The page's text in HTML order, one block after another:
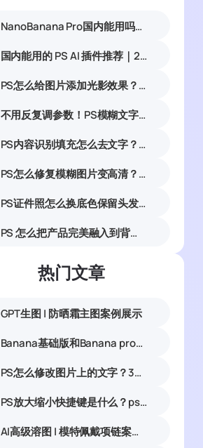
NanoBanana Pro国内能用吗？Nano banana使用教程
国内能用的 PS AI 插件推荐｜2026 4款AI插件最新实测
PS怎么给图片添加光影效果？零基础制作自然通透光影特效教程
不用反复调参数！PS模糊文字高清修复方法
PS内容识别填充怎么去文字？4步快速清除水印
PS怎么修复模糊图片变高清？4种照片清晰化完整实操教程
PS证件照怎么换底色保留头发丝细节？3步解决抠图白边杂边完整教程
PS 怎么把产品完美融入到背景里？设计小白必看的 3 种 PS 技巧
热门文章
GPT生图 | 防晒霜主图案例展示
Banana基础版和Banana pro区别对比丨具体案例应用+使用教程
PS怎么修改图片上的文字？3种无痕改字方法，新手也能搞定
PS放大缩小快捷键是什么？ps怎么把图片拉大拉小？
AI高级溶图 | 模特佩戴项链案例展示